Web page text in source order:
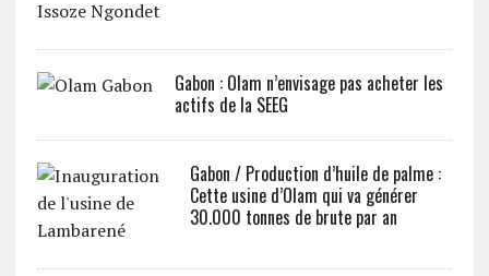
Gabon : Olam n’envisage pas acheter les
actifs de la SEEG
Gabon / Production d’huile de palme :
Cette usine d’Olam qui va générer
30.000 tonnes de brute par an